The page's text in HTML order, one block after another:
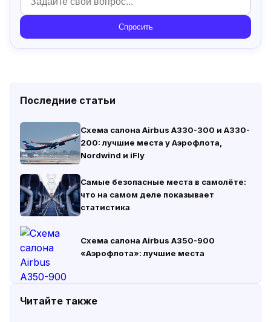
Спросить
Последние статьи
Схема салона Airbus A330-300 и A330-
200: лучшие места у Аэрофлота,
Nordwind и iFly
Самые безопасные места в самолёте:
что на самом деле показывает
статистика
Схема салона Airbus A350-900
«Аэрофлота»: лучшие места
Читайте также